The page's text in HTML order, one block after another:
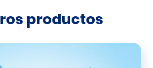
productos